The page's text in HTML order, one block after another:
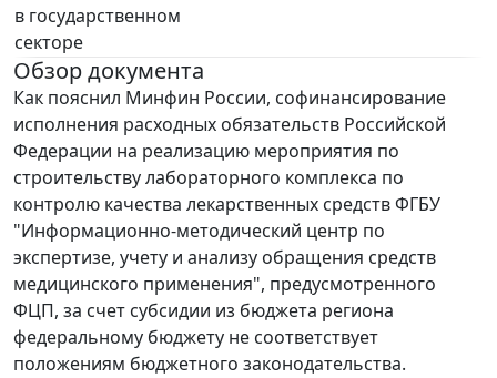
в государственном
секторе
Обзор документа
Как пояснил Минфин России, софинансирование
исполнения расходных обязательств Российской
Федерации на реализацию мероприятия по
строительству лабораторного комплекса по
контролю качества лекарственных средств ФГБУ
"Информационно-методический центр по
экспертизе, учету и анализу обращения средств
медицинского применения", предусмотренного
ФЦП, за счет субсидии из бюджета региона
федеральному бюджету не соответствует
положениям бюджетного законодательства.